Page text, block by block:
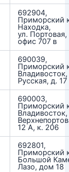
692904,
Приморский
Находка,
ул.
офис 707 в
690039,
Приморский
Владивосток,
Русская, д.
690003,
Приморский
Владивосток,
12 А, к. 206
692801,
Приморский
Большой
Лазо, дом 18